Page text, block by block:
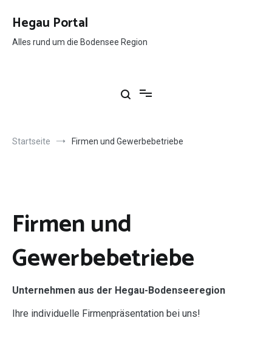
zum
InhaltHegau Portal
Alles rund um die Bodensee Region
Startseite Firmen und Gewerbebetriebe
Firmen und
Gewerbebetriebe
Unternehmen aus der Hegau-Bodenseeregion
Ihre individuelle Firmenpräsentation bei uns!